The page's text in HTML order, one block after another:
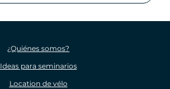
¿Quiénes somos?
Ideas para seminarios
Location de vélo